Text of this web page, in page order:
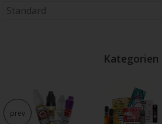
Kategorien
prev